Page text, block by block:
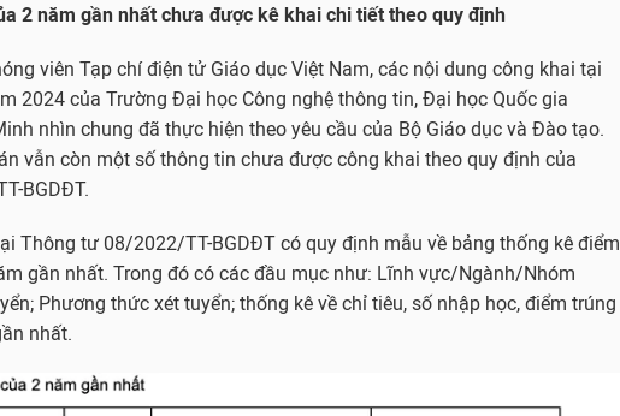
2 năm gần nhất chưa được kê khai chi tiết theo quy định
viên Tạp chí điện tử Giáo dục Việt Nam, các nội dung công khai tại
2024 của Trường Đại học Công nghệ thông tin, Đại học Quốc gia
nhìn chung đã thực hiện theo yêu cầu của Bộ Giáo dục và Đào tạo.
vẫn còn một số thông tin chưa được công khai theo quy định của
BGDĐT.
Thông tư 08/2022/TT-BGDĐT có quy định mẫu về bảng thống kê điểm
gần nhất. Trong đó có các đầu mục như: Lĩnh vực/Ngành/Nhóm
Phương thức xét tuyển; thống kê về chỉ tiêu, số nhập học, điểm trúng
nhất.